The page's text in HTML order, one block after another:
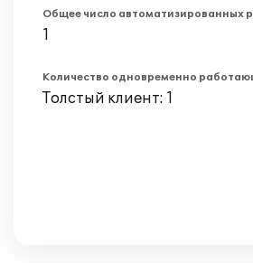
Общее число автоматизированных
1
Количество одновременно
Толстый клиент: 1